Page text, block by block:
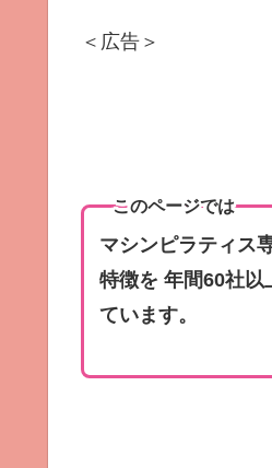
＜広告＞
このページでは
マシンピラティス
特徴を 年間60社
ています。